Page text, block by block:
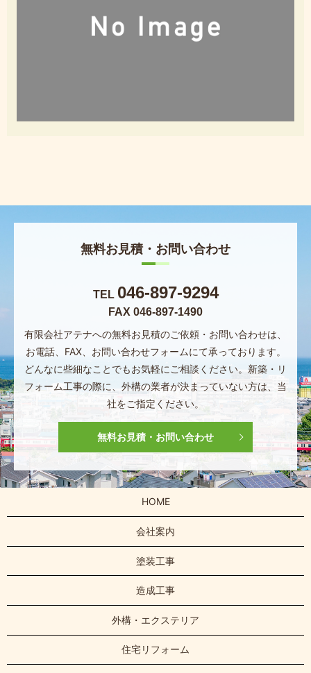
無料お見積・お問い合わせ
TEL 046-897-9294
FAX 046-897-1490
有限会社アテナへの無料お見積のご依頼・お問い合わせは、
お電話、FAX、お問い合わせフォームにて承っております。
どんなに些細なことでもお気軽にご相談ください。 新築・リ
フォーム工事の際に、 外構の業者が決まっていない方は、 当
社をご指定ください。
無料お見積・お問い合わせ
HOME
会社案内
塗装工事
造成工事
外構・エクステリア
住宅リフォーム